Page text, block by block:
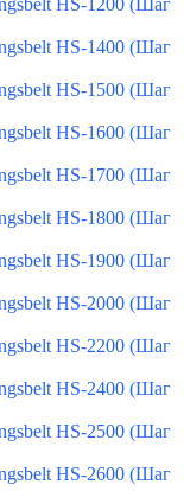
HS-1200 (Шаг
HS-1400 (Шаг
HS-1500 (Шаг
HS-1600 (Шаг
HS-1700 (Шаг
HS-1800 (Шаг
HS-1900 (Шаг
HS-2000 (Шаг
HS-2200 (Шаг
HS-2400 (Шаг
HS-2500 (Шаг
HS-2600 (Шаг